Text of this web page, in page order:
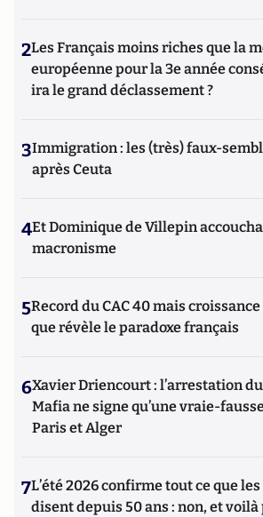
2Les Français moins riches que la
européenne pour la 3e année
ira le grand déclassement ?
3Immigration : les (très) faux-
après Ceuta
4Et Dominique de Villepin
macronisme
5Record du CAC 40 mais
que révèle le paradoxe français
6Xavier Driencourt : l’arrestation
Mafia ne signe qu’une vraie-
Paris et Alger
7L’été 2026 confirme tout ce que
disent depuis 50 ans : non, et